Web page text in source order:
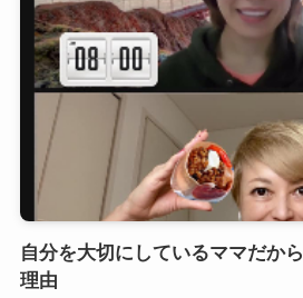
自分を大切にしているママだか
理由